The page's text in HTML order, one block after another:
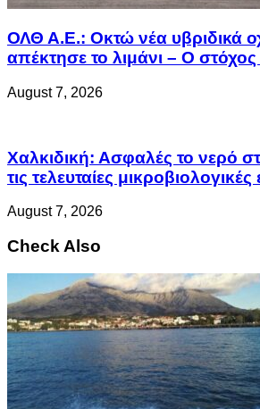
ΟΛΘ Α.Ε.: Οκτώ νέα υβριδικά
απέκτησε το λιμάνι – Ο
August 7, 2026
Χαλκιδική: Ασφαλές το νερό
τις τελευταίες μικροβιολογικές
August 7, 2026
Check Also